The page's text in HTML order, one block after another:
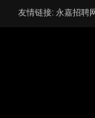
友情链接: 永嘉招聘